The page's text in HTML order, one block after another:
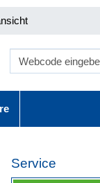
Service